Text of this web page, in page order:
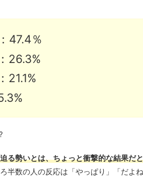
47.4％
26.3%
21.1%
る勢いとは、ちょっと衝撃的な結果だ
半数の人の反応は「やっぱり」「だよ